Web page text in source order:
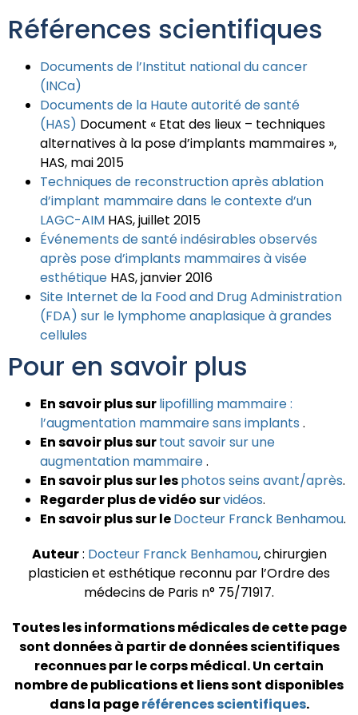
Références scientifiques
Documents de l’Institut national du cancer
(INCa)
Documents de la Haute autorité de santé
(HAS) Document « Etat des lieux – techniques
alternatives à la pose d’implants mammaires »,
HAS, mai 2015
Techniques de reconstruction après ablation
d’implant mammaire dans le contexte d’un
LAGC-AIM HAS, juillet 2015
Événements de santé indésirables observés
après pose d’implants mammaires à visée
esthétique HAS, janvier 2016
Site Internet de la Food and Drug Administration
(FDA) sur le lymphome anaplasique à grandes
cellules
Pour en savoir plus
En savoir plus surlipofilling mammaire :
l’augmentation mammaire sans implants .
En savoir plus surtout savoir sur une
augmentation mammaire.
En savoir plus sur lesphotos seins avant/après.
Regarder plus de vidéo survidéos.
En savoir plus sur leDocteur Franck Benhamou.
Auteur: Docteur Franck Benhamou, chirurgien
plasticien et esthétique reconnu par l’Ordre des
médecins de Paris n° 75/71917.
Toutes les informations médicales de cette page
sont données à partir de données scientifiques
reconnues par le corps médical.Un certain
nombre de publications et liens sont disponibles
dans la pageréférences scientifiques.